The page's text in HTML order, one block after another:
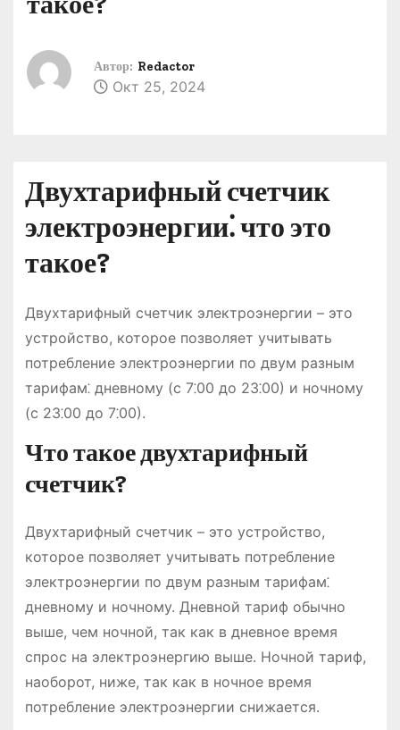
Автор: Redactor
Окт 25, 2024
Двухтарифный счетчик
электроэнергии⁚ что это
такое?
Двухтарифный счетчик электроэнергии – это
устройство, которое позволяет учитывать
потребление электроэнергии по двум разным
тарифам⁚ дневному (с 7⁚00 до 23⁚00) и ночному
(с 23⁚00 до 7⁚00).
Что такое двухтарифный
счетчик?
Двухтарифный счетчик – это устройство,
которое позволяет учитывать потребление
электроэнергии по двум разным тарифам⁚
дневному и ночному. Дневной тариф обычно
выше, чем ночной, так как в дневное время
спрос на электроэнергию выше. Ночной тариф,
наоборот, ниже, так как в ночное время
потребление электроэнергии снижается.